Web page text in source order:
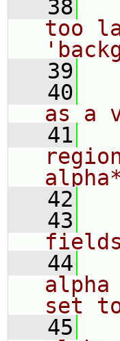
   38
too
   39
   40
as a
   41
   42
   43
   44
set
   45